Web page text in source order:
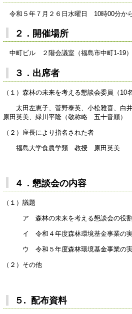
令和５年７月２６日水曜日 10時00分か
２．開催場所
中町ビル ２階会議室（福島市中町1-19）
３．出席者
（１）森林の未来を考える懇談会委員（10
太田左恵子、菅野泰英、小松雅喜、白井
原田英美、緑川平隆（敬称略 五十音順）
（２）座長により指名された者
福島大学食農学類 教授 原田英美
４．懇談会の内容
（１）議題
ア 森林の未来を考える懇談会の役割
イ 令和４年度森林環境基金事業の実
ウ 令和５年度森林環境基金事業の実
（２）その他
５. 配布資料